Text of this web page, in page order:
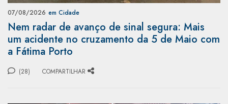
07/08/2026 em Cidade
Nem radar de avanço de sinal segura: Mais
um acidente no cruzamento da 5 de Maio com
a Fátima Porto
(28) COMPARTILHAR